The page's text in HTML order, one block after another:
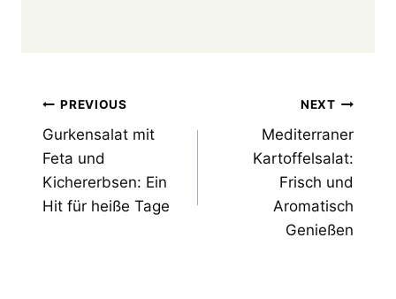
Post
navigation
PREVIOUS
Gurkensalat mit
Feta und
Kichererbsen: Ein
Hit für heiße Tage
NEXT
Mediterraner
Kartoffelsalat:
Frisch und
Aromatisch
Genießen